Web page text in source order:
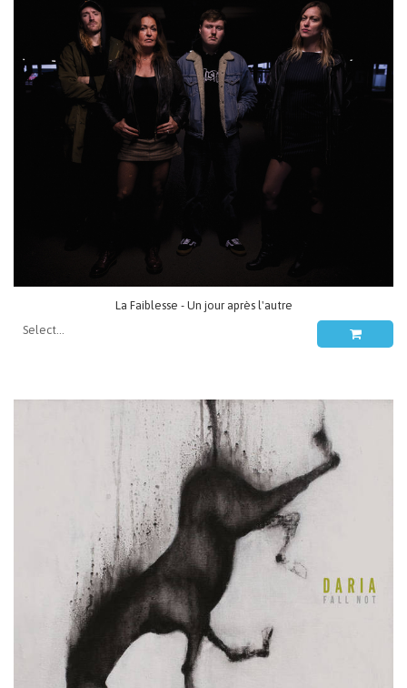
La Faiblesse - Un jour après l'autre